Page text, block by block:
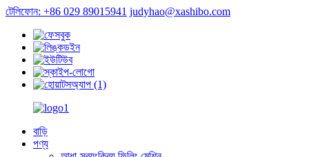
টেলিফোন: +86 029 89015941 judyhao@xashibo.com
বাড়ি
পণ্য